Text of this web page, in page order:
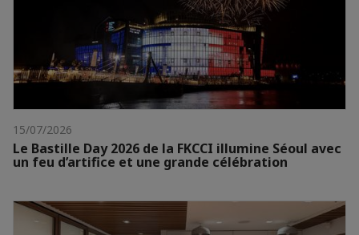
15/07/2026
Le Bastille Day 2026 de la FKCCI illumine Séoul avec
un feu d’artifice et une grande célébration